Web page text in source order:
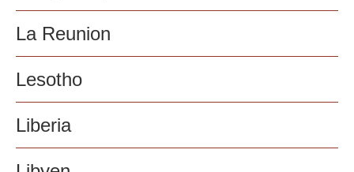
La Reunion
Lesotho
Liberia